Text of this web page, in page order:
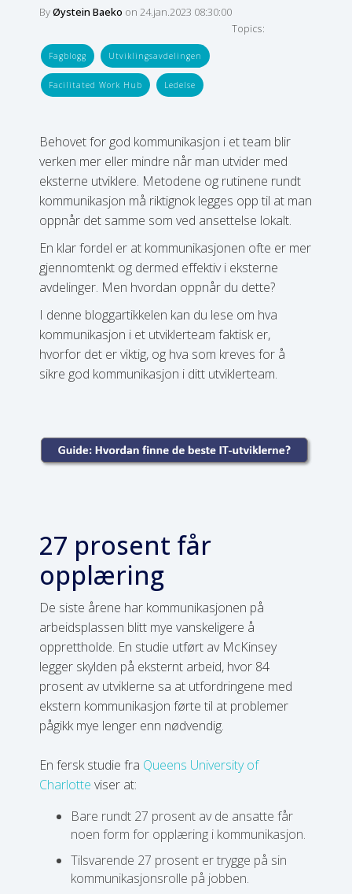
ByØystein Baeko on 24.jan.2023 08:30:00
Topics:
Fagblogg Utviklingsavdelingen
Facilitated Work Hub Ledelse
Behovet for god kommunikasjon i et team blir
verken mer eller mindre når man utvider med
eksterne utviklere. Metodene og rutinene rundt
kommunikasjon må riktignok legges opp til at man
oppnår det samme som ved ansettelse lokalt.
En klar fordel er at kommunikasjonen ofte er mer
gjennomtenkt og dermed effektiv i eksterne
avdelinger. Men hvordan oppnår du dette?
I denne bloggartikkelen kan du lese om hva
kommunikasjon i et utviklerteam faktisk er,
hvorfor det er viktig, og hva som kreves for å
sikre god kommunikasjon i ditt utviklerteam.
27 prosent får
opplæring
De siste årene har kommunikasjonen på
arbeidsplassen blitt mye vanskeligere å
opprettholde. En studie utført av McKinsey
legger skylden på eksternt arbeid, hvor 84
prosent av utviklerne sa at utfordringene med
ekstern kommunikasjon førte til at problemer
pågikk mye lenger enn nødvendig.
En fersk studie fra Queens University of
Charlotte viser at:
Bare rundt 27 prosent av de ansatte får
noen form for opplæring i kommunikasjon.
Tilsvarende 27 prosent er trygge på sin
kommunikasjonsrolle på jobben.